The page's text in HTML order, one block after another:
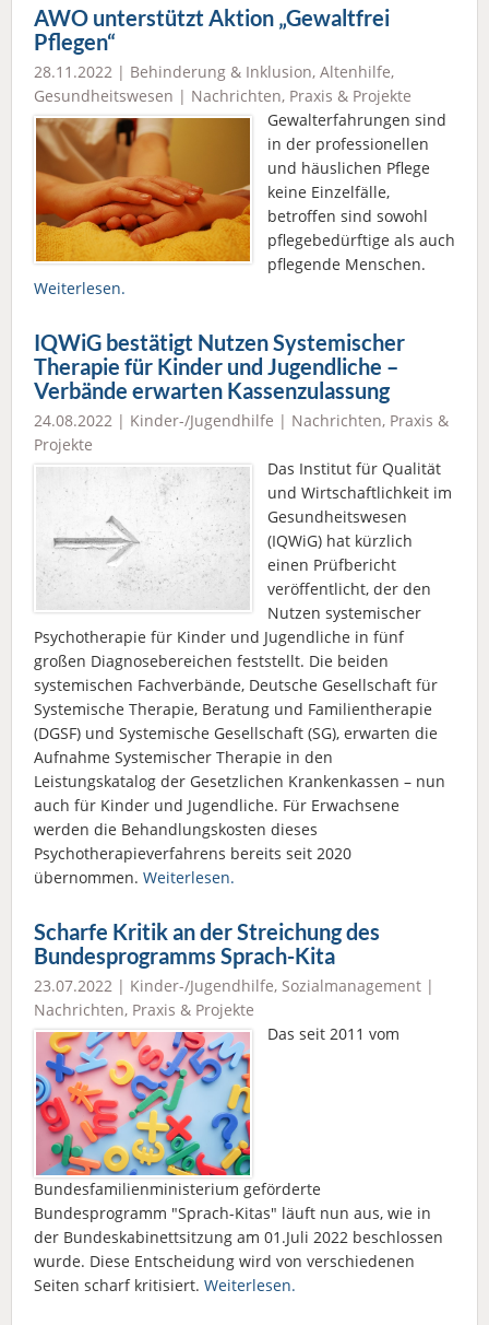
AWO unterstützt Aktion „Gewaltfrei
Pflegen“
28.11.2022 | Behinderung & Inklusion, Altenhilfe,
Gesundheitswesen | Nachrichten, Praxis & Projekte
Gewalterfahrungen sind
in der professionellen
und häuslichen Pflege
keine Einzelfälle,
betroffen sind sowohl
pflegebedürftige als auch
pflegende Menschen.
Weiterlesen.
IQWiG bestätigt Nutzen Systemischer
Therapie für Kinder und Jugendliche –
Verbände erwarten Kassenzulassung
24.08.2022 | Kinder-/Jugendhilfe | Nachrichten, Praxis &
Projekte
Das Institut für Qualität
und Wirtschaftlichkeit im
Gesundheitswesen
(IQWiG) hat kürzlich
einen Prüfbericht
veröffentlicht, der den
Nutzen systemischer
Psychotherapie für Kinder und Jugendliche in fünf
großen Diagnosebereichen feststellt. Die beiden
systemischen Fachverbände, Deutsche Gesellschaft für
Systemische Therapie, Beratung und Familientherapie
(DGSF) und Systemische Gesellschaft (SG), erwarten die
Aufnahme Systemischer Therapie in den
Leistungskatalog der Gesetzlichen Krankenkassen – nun
auch für Kinder und Jugendliche. Für Erwachsene
werden die Behandlungskosten dieses
Psychotherapieverfahrens bereits seit 2020
übernommen. Weiterlesen.
Scharfe Kritik an der Streichung des
Bundesprogramms Sprach-Kita
23.07.2022 | Kinder-/Jugendhilfe, Sozialmanagement |
Nachrichten, Praxis & Projekte
Das seit 2011 vom
Bundesfamilienministerium geförderte
Bundesprogramm "Sprach-Kitas" läuft nun aus, wie in
der Bundeskabinettsitzung am 01.Juli 2022 beschlossen
wurde. Diese Entscheidung wird von verschiedenen
Seiten scharf kritisiert. Weiterlesen.